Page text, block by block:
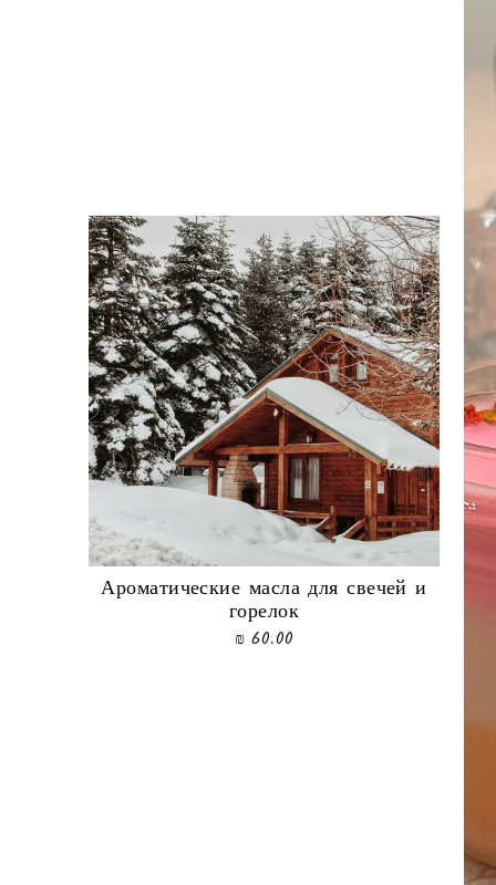
Ароматические масла для свечей и
горелок
60.00 ₪